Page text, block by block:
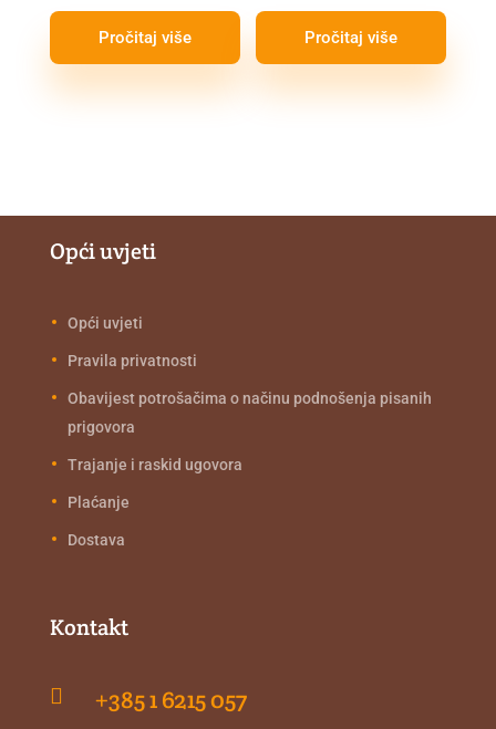
Pročitaj više Pročitaj više
Opći uvjeti
Opći uvjeti
Pravila privatnosti
Obavijest potrošačima o načinu podnošenja pisanih
prigovora
Trajanje i raskid ugovora
Plaćanje
Dostava
Kontakt
 +385 1 6215 057